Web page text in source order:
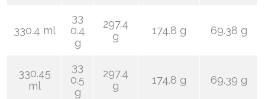
330.4 ml
33
0.4
g
297.4
g
174.8 g 69.38 g
330.45
ml
33
0.5
g
297.4
g
174.8 g 69.39 g